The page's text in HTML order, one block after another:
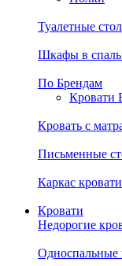
Туалетные
Шкафы в
По Брендам
Кровать с
Письменные
Каркас кровати
Кровати
Недорогие
Односпальные